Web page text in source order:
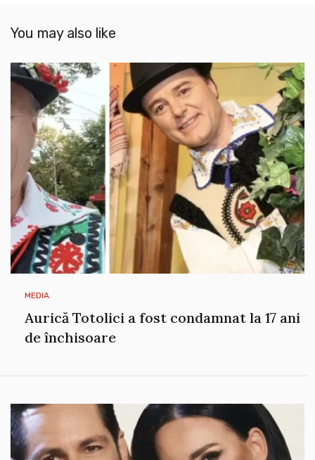
You may also like
MEDIA
Aurică Totolici a fost condamnat la 17 ani
de închisoare